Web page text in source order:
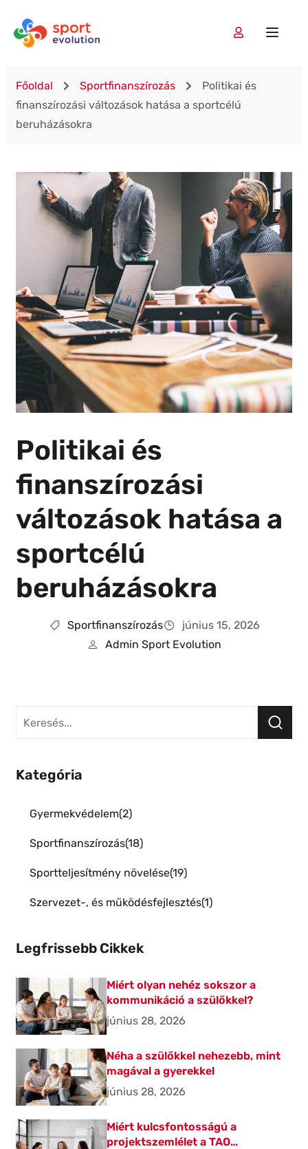
Főoldal Sportfinanszírozás
Politikai és
finanszírozási változások hatása a sportcélú
beruházásokra
Politikai és
finanszírozási
változások hatása a
sportcélú
beruházásokra
Sportfinanszírozás
június 15, 2026
Admin Sport Evolution
Kategória
Gyermekvédelem 2
Sportfinanszírozás 18
Sportteljesítmény növelése 19
Szervezet-, és működésfejlesztés 1
Legfrissebb Cikkek
Miért olyan nehéz sokszor a
kommunikáció a szülőkkel?
június 28, 2026
Néha a szülőkkel nehezebb, mint
magával a gyerekkel
június 28, 2026
Miért kulcsfontosságú a
projektszemlélet a TAO